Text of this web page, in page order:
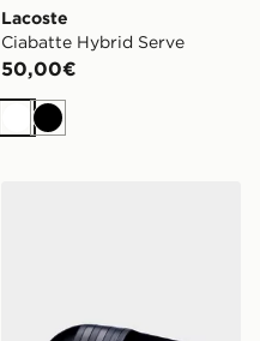
Lacoste
Ciabatte Hybrid Serve
50,00€
Bianco
Nero